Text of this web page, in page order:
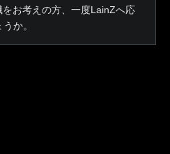
お考えの方、一度LainZへ応
か。